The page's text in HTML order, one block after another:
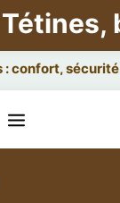
Tétines,